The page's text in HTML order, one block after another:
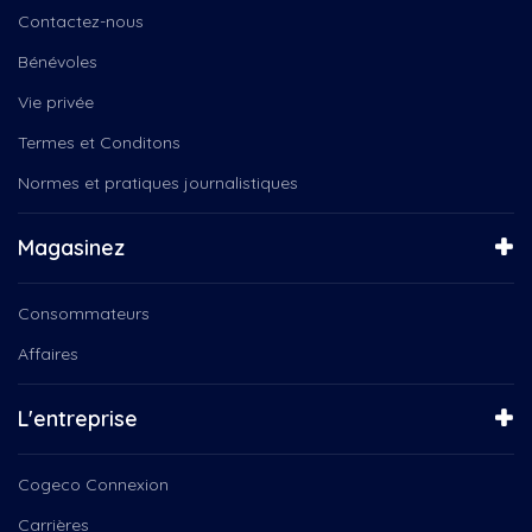
Instinct Canin
Jeunesse
L'orée des champs
Le Québec connecté
Mario Bélanger, Serge-Yvan...
NousTV Mauricie
Orchestre Philharmonique
Popote roulante
Programmation des Fêtes, Un...
Programmation des Fêtes,...
Pyrowave
Cuisine de la terre
D'une rive à l'autre
De Nous à Vous
Des histoires de vie
Défilé de Noël de...
Diffuseur TRAM présente
Débat Élections Fédérales...
Enfin Noël!
Ensemble vocal Les Voix Libres
Ensemble vocal Voix Libres
Entrepreneurs d'ici
Femmes Inspirantes
Festival de Cinéma Créativa...
Contactez-nous
Bénévoles
Vie privée
Termes et Conditons
Normes et pratiques journalistiques
Magasinez
Consommateurs
Affaires
L'entreprise
Cogeco Connexion
Carrières